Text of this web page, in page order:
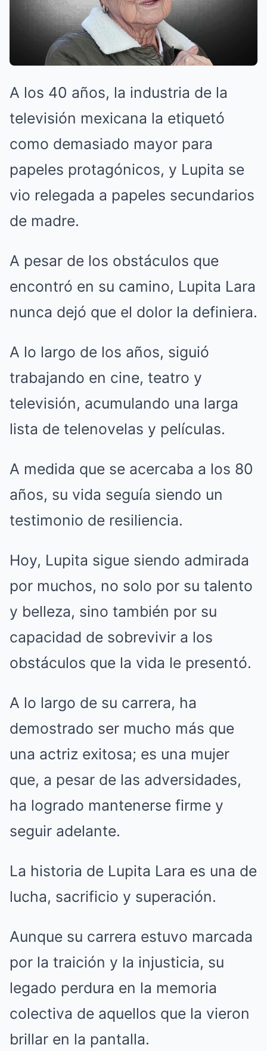
A los 40 años, la industria de la
televisión mexicana la etiquetó
como demasiado mayor para
papeles protagónicos, y Lupita se
vio relegada a papeles secundarios
de madre.
A pesar de los obstáculos que
encontró en su camino, Lupita Lara
nunca dejó que el dolor la definiera.
A lo largo de los años, siguió
trabajando en cine, teatro y
televisión, acumulando una larga
lista de telenovelas y películas.
A medida que se acercaba a los 80
años, su vida seguía siendo un
testimonio de resiliencia.
Hoy, Lupita sigue siendo admirada
por muchos, no solo por su talento
y belleza, sino también por su
capacidad de sobrevivir a los
obstáculos que la vida le presentó.
A lo largo de su carrera, ha
demostrado ser mucho más que
una actriz exitosa; es una mujer
que, a pesar de las adversidades,
ha logrado mantenerse firme y
seguir adelante.
La historia de Lupita Lara es una de
lucha, sacrificio y superación.
Aunque su carrera estuvo marcada
por la traición y la injusticia, su
legado perdura en la memoria
colectiva de aquellos que la vieron
brillar en la pantalla.